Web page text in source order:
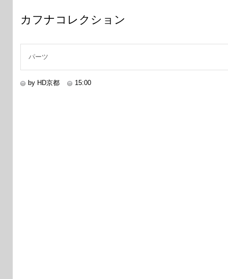
カフナコレクション
パーツ
by HD京都 15:00